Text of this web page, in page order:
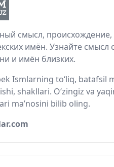
смысл,
имён. Узнайте смысл
и имён близких.
Ismlarning to‘liq, batafsil
shakllari. O‘zingiz va
ma’nosini bilib oling.